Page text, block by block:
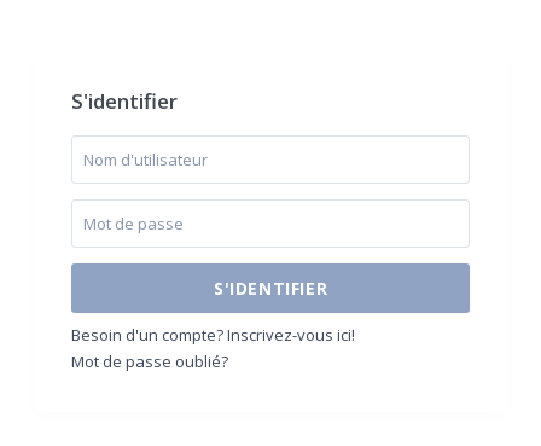
S'identifier
S'IDENTIFIER
Besoin d'un compte? Inscrivez-vous ici!
Mot de passe oublié?